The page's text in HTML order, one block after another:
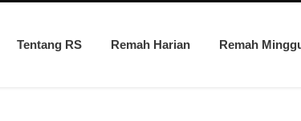
Tentang RS Remah Harian Remah